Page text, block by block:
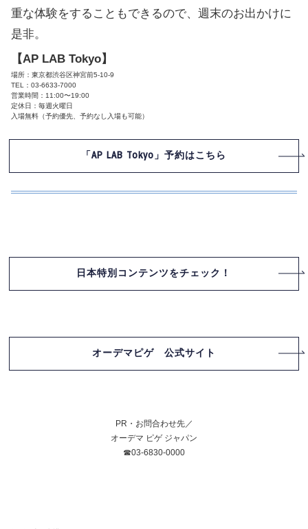
重な体験をすることもできるので、週末のお出かけに
是非。
【AP LAB Tokyo】
場所：東京都渋谷区神宮前5-10-9
TEL：03-6633-7000
営業時間：11:00〜19:00
定休日：毎週火曜日
入場無料（予約優先、予約なし入場も可能）
「AP LAB Tokyo」予約はこちら
日本特別コンテンツをチェック！
オーデマピゲ 公式サイト
PR・お問合わせ先／
オーデマ ピゲ ジャパン
☎03-6830-0000